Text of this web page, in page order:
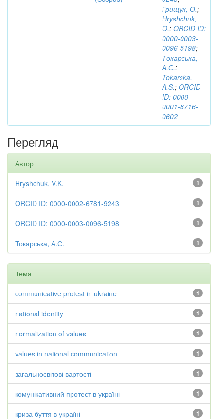
Грищук, О.;
Hryshchuk,
O.; ORCID ID:
0000-0003-
0096-5198;
Токарська,
А.С.;
Tokarska,
A.S.; ORCID
ID: 0000-
0001-8716-
0602
Перегляд
Автор
1
Hryshchuk, V.K.
1
ORCID ID: 0000-0002-6781-9243
1
ORCID ID: 0000-0003-0096-5198
1
Токарська, А.С.
Тема
1
communicative protest in ukraine
1
national identity
1
normalization of values
1
values in national communication
1
загальносвітові вартості
1
комунікативний протест в україні
1
криза буття в україні